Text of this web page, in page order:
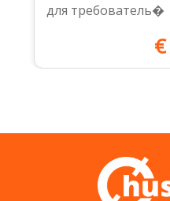
для требователь�
€